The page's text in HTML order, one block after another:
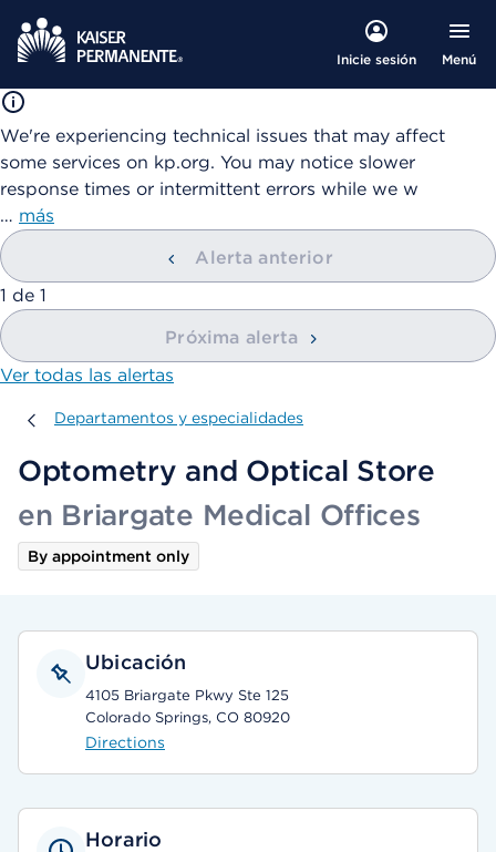
Inicie sesión Menú
We're experiencing technical issues that may affect
some services on kp.org. You may notice slower
response times or intermittent errors while we w
… más
Alerta anterior
mostrando
1 de 1
Próxima alerta
Ver todas las alertas
Departamentos y especialidades
Departamentos y especialidades
Optometry and Optical Store
en Briargate Medical Offices
By appointment only
Ubicación
4105 Briargate Pkwy Ste 125
Colorado Springs, CO 80920
Directions
Horario